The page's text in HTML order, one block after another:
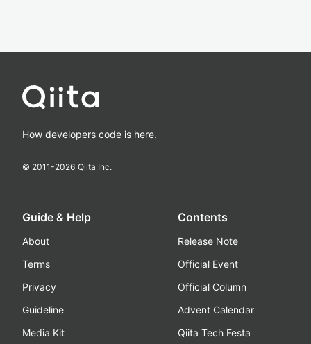
How developers code is here.
© 2011-2026 Qiita Inc.
Guide & Help
About
Terms
Privacy
Guideline
Media Kit
Contents
Release Note
Official Event
Official Column
Advent Calendar
Qiita Tech Festa